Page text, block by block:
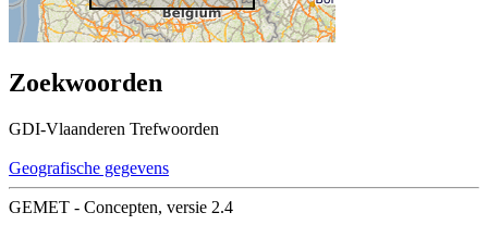
Zoekwoorden
GDI-Vlaanderen Trefwoorden
Geografische gegevens
GEMET - Concepten, versie 2.4